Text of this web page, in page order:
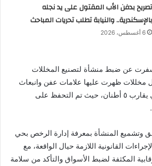
تصريح بدفن الأب المقتول على يد نجله
بالإسكندرية.. والنيابة تطلب تحريات المباحث
6 أغسطس، 2026
عن ضبط منشأة لتصنيع المخللات
نحو ٩٠ برميل مخللات ظهرت عليها علامات عفن وانبعاث
روائح كريهة، بإجمالي يقارب ٥ أطنان، حيث تم التحفظ على
وتشميع المنشأة بمعرفة إدارة الرخص بحي
القانونية اللازمة حيال الواقعة، مع
المكثفة لضبط الأسواق والتأكد من سلامة